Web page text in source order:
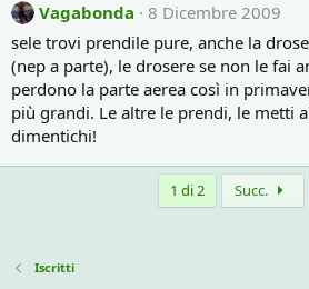
Vagabonda
8 Dicembre 2009
sele trovi prendile pure, anche la
(nep a parte), le drosere se non le fai
perdono la parte aerea così in
più grandi. Le altre le prendi, le metti
dimentichi!
1 di 2 Succ.
Iscritti